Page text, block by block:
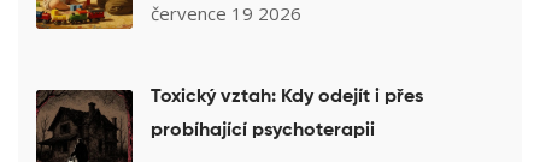
července 19 2026
Toxický vztah: Kdy odejít i přes
probíhající psychoterapii